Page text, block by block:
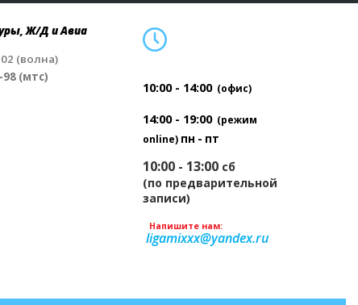
Ж/Д и Авиа
(волна)
98 (мтс)
10:00 - 14:00 (офис)
14:00 - 19:00 (режим
online) пн - пт
10:00 - 13:00 сб
(по предварительной
записи)
Напишите нам:
ligamixxx@yandex.ru